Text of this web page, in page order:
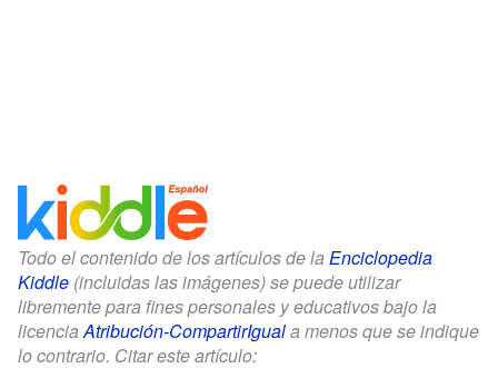
Todo el contenido de los artículos de la Enciclopedia
Kiddle (incluidas las imágenes) se puede utilizar
libremente para fines personales y educativos bajo la
licenciaAtribución-CompartirIguala menos que se indique
lo contrario. Citar este artículo: